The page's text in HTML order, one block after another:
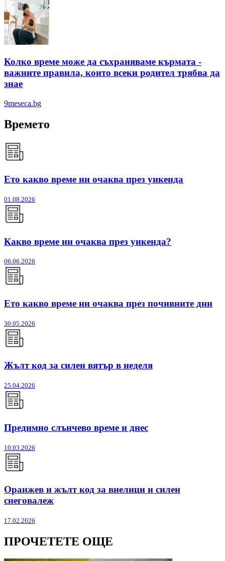
Колко време може да съхраняваме кърмата -
важните правила, които всеки родител трябва да
знае
9meseca.bg
Времето
Ето какво време ни очаква през уикенда
01.08.2026
Какво време ни очаква през уикенда?
06.06.2026
Ето какво време ни очаква през почивните дни
30.05.2026
Жълт код за силен вятър в неделя
25.04.2026
Предимно слънчево време и днес
10.03.2026
Оранжев и жълт код за виелици и силен
снеговалеж
17.02.2026
ПРОЧЕТЕТЕ ОЩЕ